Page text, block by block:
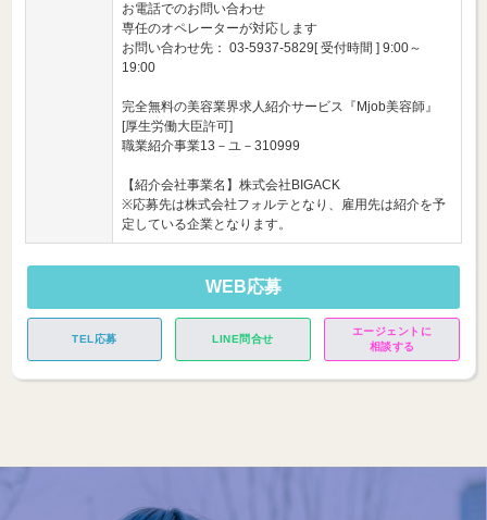
お電話でのお問い合わせ
専任のオペレーターが対応します
お問い合わせ先： 03-5937-5829[ 受付時間 ] 9:00～
19:00
完全無料の美容業界求人紹介サービス『Mjob美容師』
[厚生労働大臣許可]
職業紹介事業13－ユ－310999
【紹介会社事業名】株式会社BIGACK
※応募先は株式会社フォルテとなり、雇用先は紹介を予
定している企業となります。
WEB応募
TEL応募 LINE問合せ
エージェントに
相談する